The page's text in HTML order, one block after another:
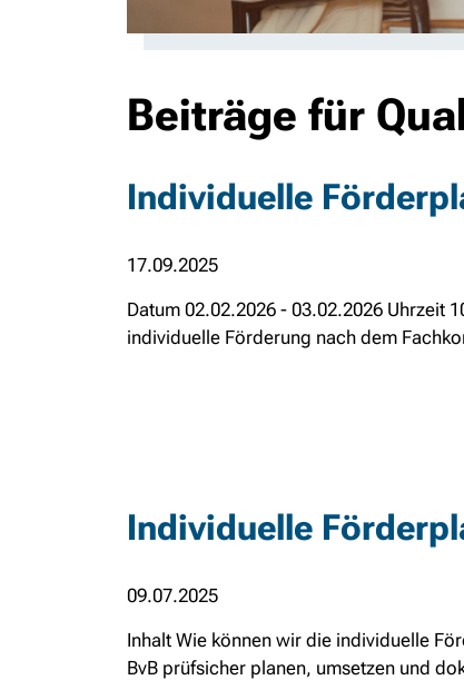
Beiträge für
Individuelle
17.09.2025
Datum 02.02.2026 - 03.02.2026 Uhrzeit
individuelle Förderung nach dem
Individuelle
09.07.2025
Inhalt Wie können wir die individuelle
BvB prüfsicher planen, umsetzen und